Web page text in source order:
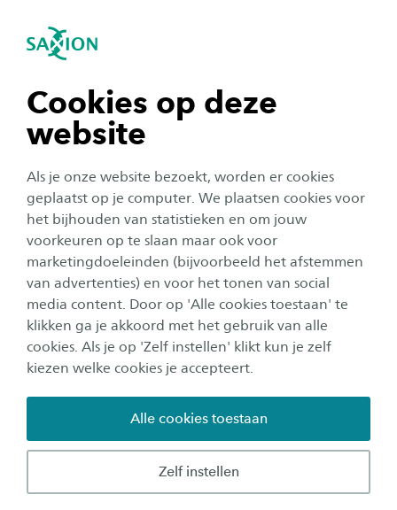
Cookies op deze
website
Als je onze website bezoekt, worden er cookies
geplaatst op je computer. We plaatsen cookies voor
het bijhouden van statistieken en om jouw
voorkeuren op te slaan maar ook voor
marketingdoeleinden (bijvoorbeeld het afstemmen
van advertenties) en voor het tonen van social
media content. Door op 'Alle cookies toestaan' te
klikken ga je akkoord met het gebruik van alle
cookies. Als je op 'Zelf instellen' klikt kun je zelf
kiezen welke cookies je accepteert.
Zelf instellen
Alle cookies toestaan
Navigatie openen
tonen
tonen
tonen
tonen
sluiten
Organisatie
Emre combineert een
deeltijdstudie met
ploegendiensten in een
fabriek: ‘Ik wil altijd blijven
leren’
Auteur:
Marlieke Laan
Publicatiedatum:
5 november 2024 Leestijd: Minuten
Een deeltijdstudie combineren met
ploegendiensten: onmogelijk? Niet voor Emre.
De 27-jarige student combineert de Ad-